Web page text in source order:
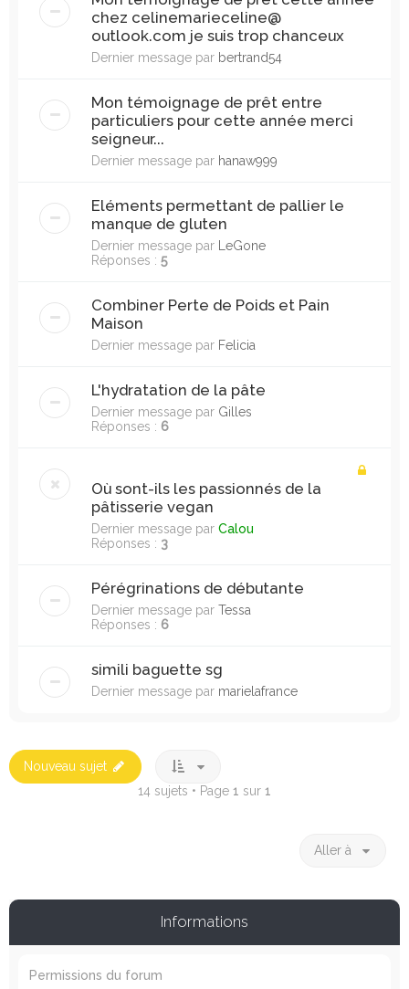
chez celinemarieceline@
outlook.com je suis trop chanceux
Dernier message par bertrand54
Mon témoignage de prêt entre
particuliers pour cette année merci
seigneur...
Dernier message par hanaw999
Eléments permettant de pallier le
manque de gluten
Dernier message par LeGone
Réponses : 5
Combiner Perte de Poids et Pain
Maison
Dernier message par Felicia
L'hydratation de la pâte
Dernier message par Gilles
Réponses : 6
Où sont-ils les passionnés de la
pâtisserie vegan
Dernier message par Calou
Réponses : 3
Pérégrinations de débutante
Dernier message par Tessa
Réponses : 6
simili baguette sg
Dernier message par marielafrance
Nouveau sujet
14 sujets • Page 1 sur 1
Aller à
Informations
Permissions du forum